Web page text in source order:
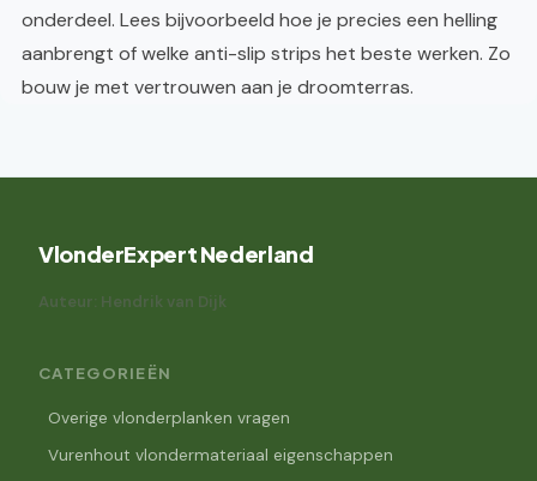
onderdeel. Lees bijvoorbeeld hoe je precies een helling
aanbrengt of welke anti-slip strips het beste werken. Zo
bouw je met vertrouwen aan je droomterras.
VlonderExpert Nederland
Auteur: Hendrik van Dijk
CATEGORIEËN
Overige vlonderplanken vragen
Vurenhout vlondermateriaal eigenschappen